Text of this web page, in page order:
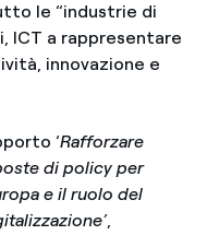
le “industrie di
ICT a rappresentare
innovazione e
‘Rafforzare
di policy per
e il ruolo del
,